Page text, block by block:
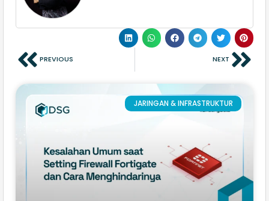
PREVIOUS NEXT
JARINGAN & INFRASTRUKTUR